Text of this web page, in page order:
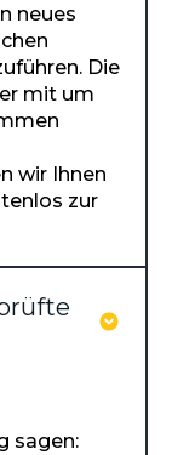
neues
Die
mit um
wir Ihnen
zur
sagen: